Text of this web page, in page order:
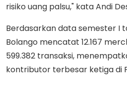
risiko uang palsu," kata Andi
Berdasarkan data semester I
Bolango mencatat 12.167
599.382 transaksi,
kontributor terbesar ketiga di